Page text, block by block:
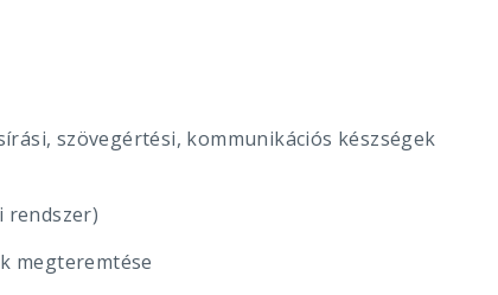
szövegértési, kommunikációs készségek
rendszer)
megteremtése